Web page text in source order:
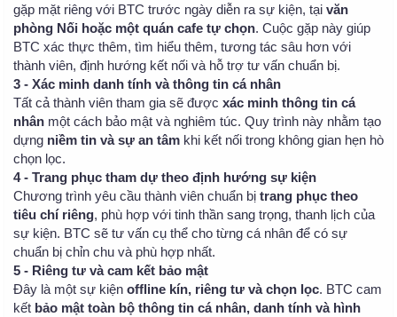
gặp mặt riêng với BTC trước ngày diễn ra sự kiện, tại văn
phòng Nối hoặc một quán cafe tự chọn. Cuộc gặp này giúp
BTC xác thực thêm, tìm hiểu thêm, tương tác sâu hơn với
thành viên, định hướng kết nối và hỗ trợ tư vấn chuẩn bị.
3 - Xác minh danh tính và thông tin cá nhân
Tất cả thành viên tham gia sẽ được xác minh thông tin cá
nhân một cách bảo mật và nghiêm túc. Quy trình này nhằm tạo
dựng niềm tin và sự an tâm khi kết nối trong không gian hẹn hò
chọn lọc.
4 - Trang phục tham dự theo định hướng sự kiện
Chương trình yêu cầu thành viên chuẩn bị trang phục theo
tiêu chí riêng, phù hợp với tinh thần sang trọng, thanh lịch của
sự kiện. BTC sẽ tư vấn cụ thể cho từng cá nhân để có sự
chuẩn bị chỉn chu và phù hợp nhất.
5 - Riêng tư và cam kết bảo mật
Đây là một sự kiện offline kín, riêng tư và chọn lọc. BTC cam
kết bảo mật toàn bộ thông tin cá nhân, danh tính và hình